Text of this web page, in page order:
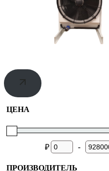
ЦЕНА
₽ -
ПРОИЗВОДИТЕЛЬ